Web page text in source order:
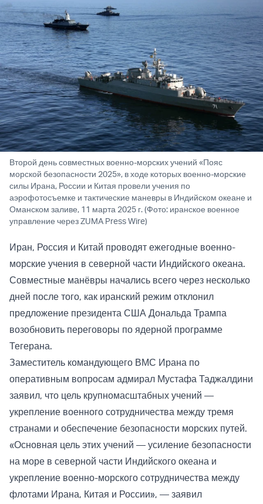
Второй день совместных военно-морских учений «Пояс
морской безопасности 2025», в ходе которых военно-морские
силы Ирана, России и Китая провели учения по
аэрофотосъемке и тактические маневры в Индийском океане и
Оманском заливе, 11 марта 2025 г. (Фото: иранское военное
управление через ZUMA Press Wire)
Иран, Россия и Китай проводят ежегодные военно-
морские учения в северной части Индийского океана.
Совместные манёвры начались всего через несколько
дней после того, как иранский режим отклонил
предложение президента США Дональда Трампа
возобновить переговоры по ядерной программе
Тегерана.
Заместитель командующего ВМС Ирана по
оперативным вопросам адмирал Мустафа Таджалдини
заявил, что цель крупномасштабных учений —
укрепление военного сотрудничества между тремя
странами и обеспечение безопасности морских путей.
«Основная цель этих учений — усиление безопасности
на море в северной части Индийского океана и
укрепление военно-морского сотрудничества между
флотами Ирана, Китая и России», — заявил